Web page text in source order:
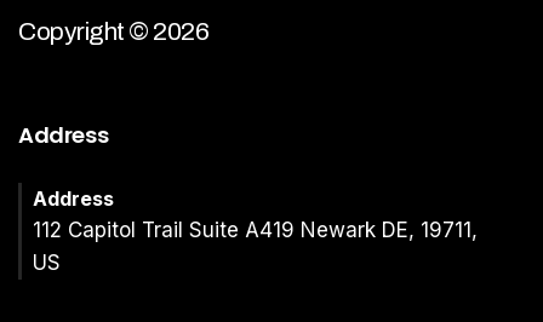
Copyright © 2026
Address
Address
112 Capitol Trail Suite A419 Newark DE, 19711,
US